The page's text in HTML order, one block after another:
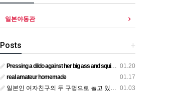
일본야동관
+
Posts
01.20
Pressing a dildo against her big ass and squirting from below
01.17
real amateur homemade
01.03
일본인 여자친구의 두 구멍으로 놀고 있어요